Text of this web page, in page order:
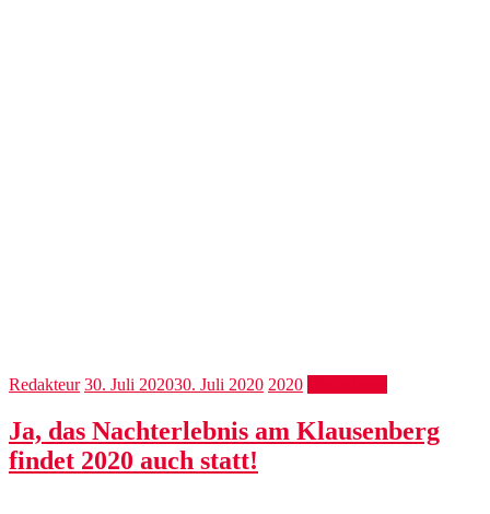
Redakteur 30. Juli 202030. Juli 2020 2020
Ja, das Nachterlebnis am Klausenberg
findet 2020 auch statt!